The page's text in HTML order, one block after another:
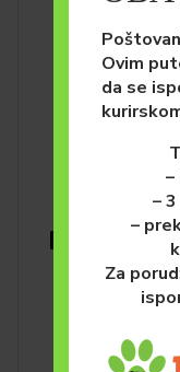
Monge All
Junior
Ovim
da se
–
–
–
Za